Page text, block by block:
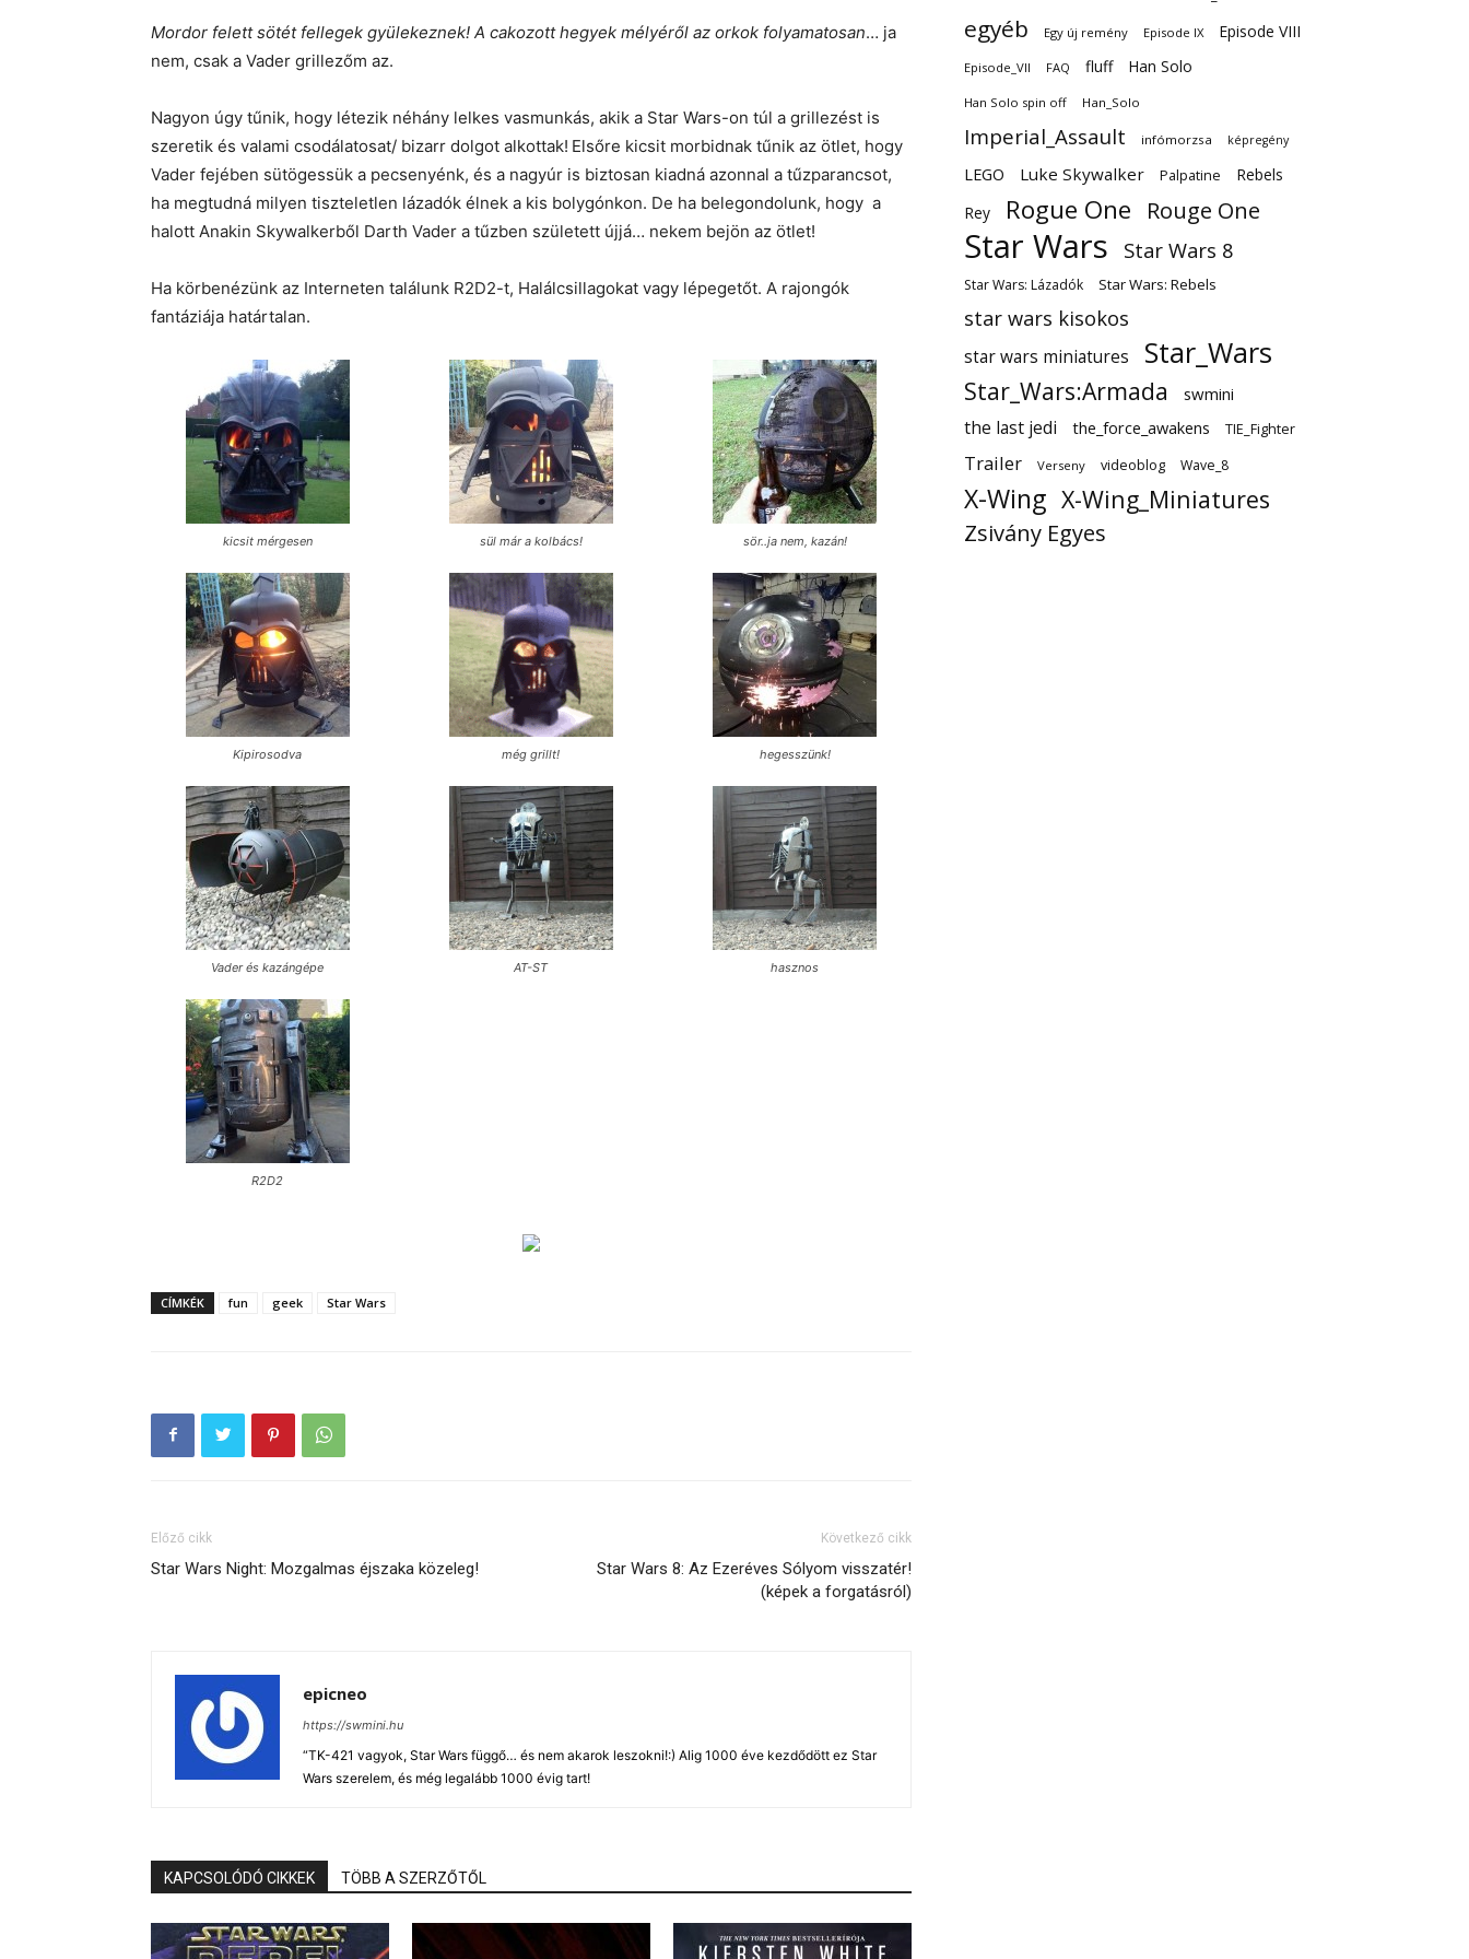
Mordor felett sötét fellegek gyülekeznek! A cakozott hegyek mélyéről az orkok folyamatosan… ja
nem, csak a Vader grillezőm az.
Nagyon úgy tűnik, hogy létezik néhány lelkes vasmunkás, akik a Star Wars-on túl a grillezést is
szeretik és valami csodálatosat/ bizarr dolgot alkottak! Elsőre kicsit morbidnak tűnik az ötlet, hogy
Vader fejében sütögessük a pecsenyénk, és a nagyúr is biztosan kiadná azonnal a tűzparancsot,
ha megtudná milyen tiszteletlen lázadók élnek a kis bolygónkon. De ha belegondolunk, hogy a
halott Anakin Skywalkerből Darth Vader a tűzben született újjá… nekem bejön az ötlet!
Ha körbenézünk az Interneten találunk R2D2-t, Halálcsillagokat vagy lépegetőt. A rajongók
fantáziája határtalan.
kicsit mérgesen sül már a kolbács! sör..ja nem, kazán!
Kipirosodva még grillt! hegesszünk!
Vader és kazángépe AT-ST hasznos
R2D2
CÍMKÉK fun geek Star Wars
Előző cikk
Star Wars Night: Mozgalmas éjszaka közeleg!
Következő cikk
Star Wars 8: Az Ezeréves Sólyom visszatér!
(képek a forgatásról)
epicneo
https://swmini.hu
“TK-421 vagyok, Star Wars függő… és nem akarok leszokni!:) Alig 1000 éve kezdődött ez Star
Wars szerelem, és még legalább 1000 évig tart!
KAPCSOLÓDÓ CIKKEK TÖBB A SZERZŐTŐL
egyéb Egy új remény Episode IX Episode VIII
Episode_VII FAQ fluff Han Solo
Han Solo spin off Han_Solo
Imperial_Assault infómorzsa képregény
LEGO Luke Skywalker Palpatine
Rebels
Rey
Rogue One Rouge One
Star Wars Star Wars 8
Star Wars: Lázadók Star Wars: Rebels
star wars kisokos
star wars miniatures Star_Wars
Star_Wars:Armada swmini
the last jedi the_force_awakens TIE_Fighter
Trailer Verseny videoblog Wave_8
X-Wing X-Wing_Miniatures
Zsivány Egyes